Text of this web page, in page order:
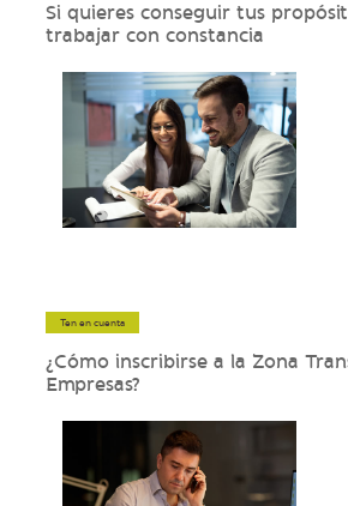
Si quieres conseguir tus
trabajar con constancia
Ten en cuenta
¿Cómo inscribirse a la Zona
Empresas?